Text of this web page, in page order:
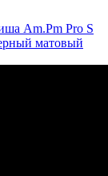
Am.Pm Pro S
матовый